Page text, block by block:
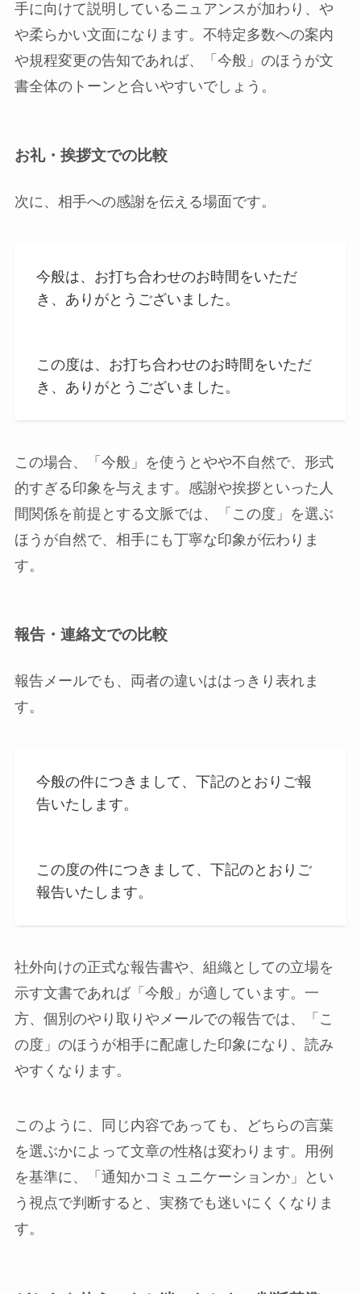
手に向けて説明しているニュアンスが加わり、や
や柔らかい文面になります。不特定多数への案内
や規程変更の告知であれば、「今般」のほうが文
書全体のトーンと合いやすいでしょう。
お礼・挨拶文での比較
次に、相手への感謝を伝える場面です。
今般は、お打ち合わせのお時間をいただ
き、ありがとうございました。
この度は、お打ち合わせのお時間をいただ
き、ありがとうございました。
この場合、「今般」を使うとやや不自然で、形式
的すぎる印象を与えます。感謝や挨拶といった人
間関係を前提とする文脈では、「この度」を選ぶ
ほうが自然で、相手にも丁寧な印象が伝わりま
す。
報告・連絡文での比較
報告メールでも、両者の違いははっきり表れま
す。
今般の件につきまして、下記のとおりご報
告いたします。
この度の件につきまして、下記のとおりご
報告いたします。
社外向けの正式な報告書や、組織としての立場を
示す文書であれば「今般」が適しています。一
方、個別のやり取りやメールでの報告では、「こ
の度」のほうが相手に配慮した印象になり、読み
やすくなります。
このように、同じ内容であっても、どちらの言葉
を選ぶかによって文章の性格は変わります。用例
を基準に、「通知かコミュニケーションか」とい
う視点で判断すると、実務でも迷いにくくなりま
す。